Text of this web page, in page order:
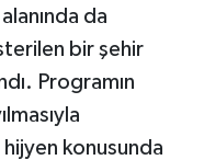
da
bir şehir
Programın
konusunda